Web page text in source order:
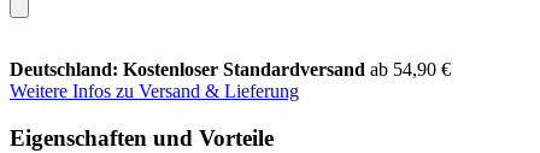
Deutschland: Kostenloser Standardversand ab 54,90 €
Weitere Infos zu Versand & Lieferung
Eigenschaften und Vorteile